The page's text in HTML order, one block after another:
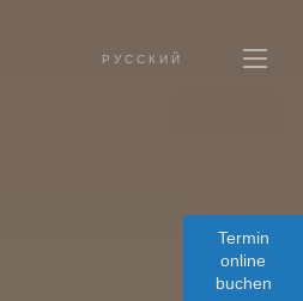
РУССКИЙ
Termin
online
buchen